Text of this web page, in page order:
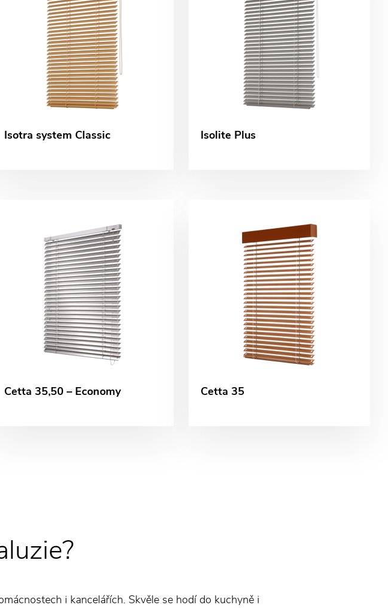
Isotra system Classic Isolite Plus
Cetta 35,50 – Economy Cetta 35
i kancelářích. Skvěle se hodí do kuchyně i